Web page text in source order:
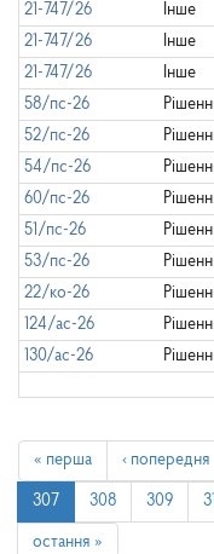
21-747/26
Інше
21-747/26
Інше
21-747/26
Інше
58/пс-26
52/пс-26
54/пс-26
60/пс-26
51/пс-26
53/пс-26
22/ко-26
124/ас-26
130/ас-26
« перша ‹ попередня
307 308 309
остання »